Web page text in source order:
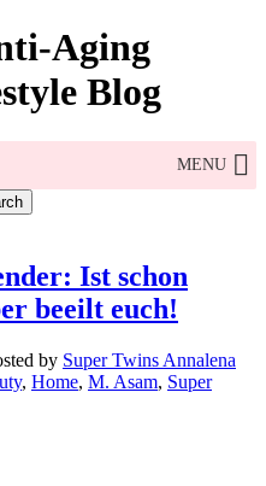
Aging
Blog
MENU
Ist schon
beeilt euch!
by Super Twins Annalena
, Home, M. Asam, Super